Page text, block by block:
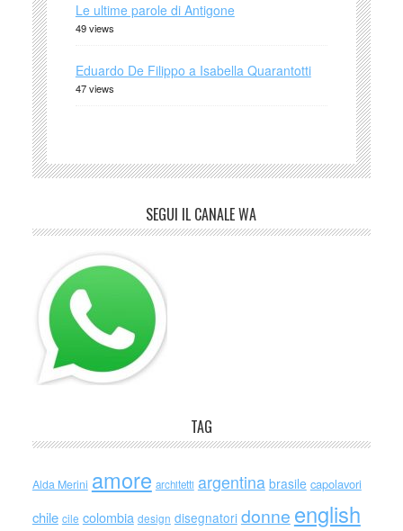
Le ultime parole di Antigone
49 views
Eduardo De Filippo a Isabella Quarantotti
47 views
SEGUI IL CANALE WA
TAG
Alda Merini amore architetti argentina brasile capolavori
chile cile colombia design disegnatori donne english